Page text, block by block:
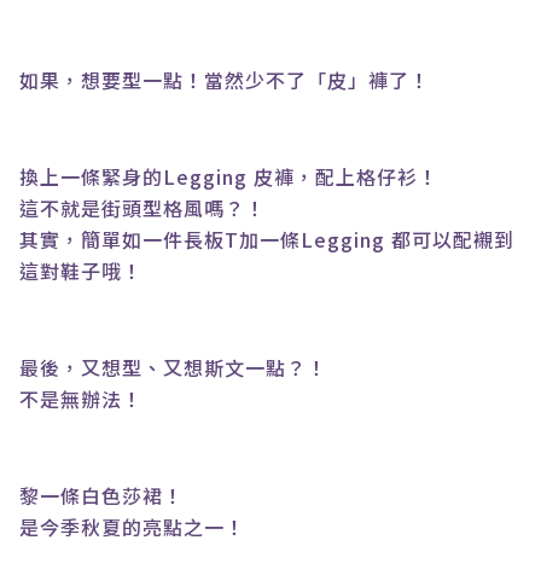
如果，想要型一點！當然少不了「皮」褲了！
換上一條緊身的Legging 皮褲，配上格仔衫！
這不就是街頭型格風嗎？！
其實，簡單如一件長板T加一條Legging 都可以配襯到
這對鞋子哦！
最後，又想型、又想斯文一點？！
不是無辦法！
黎一條白色莎裙！
是今季秋夏的亮點之一！